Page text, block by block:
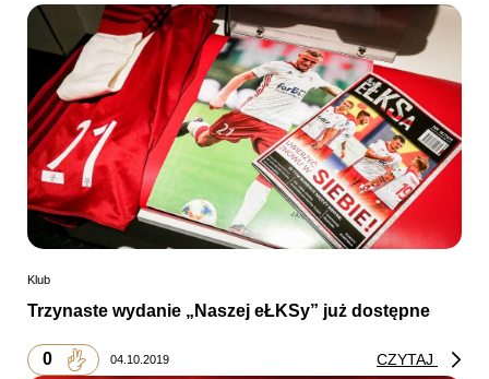
Klub
Trzynaste wydanie „Naszej eŁKSy” już dostępne
0 04.10.2019 CZYTAJ